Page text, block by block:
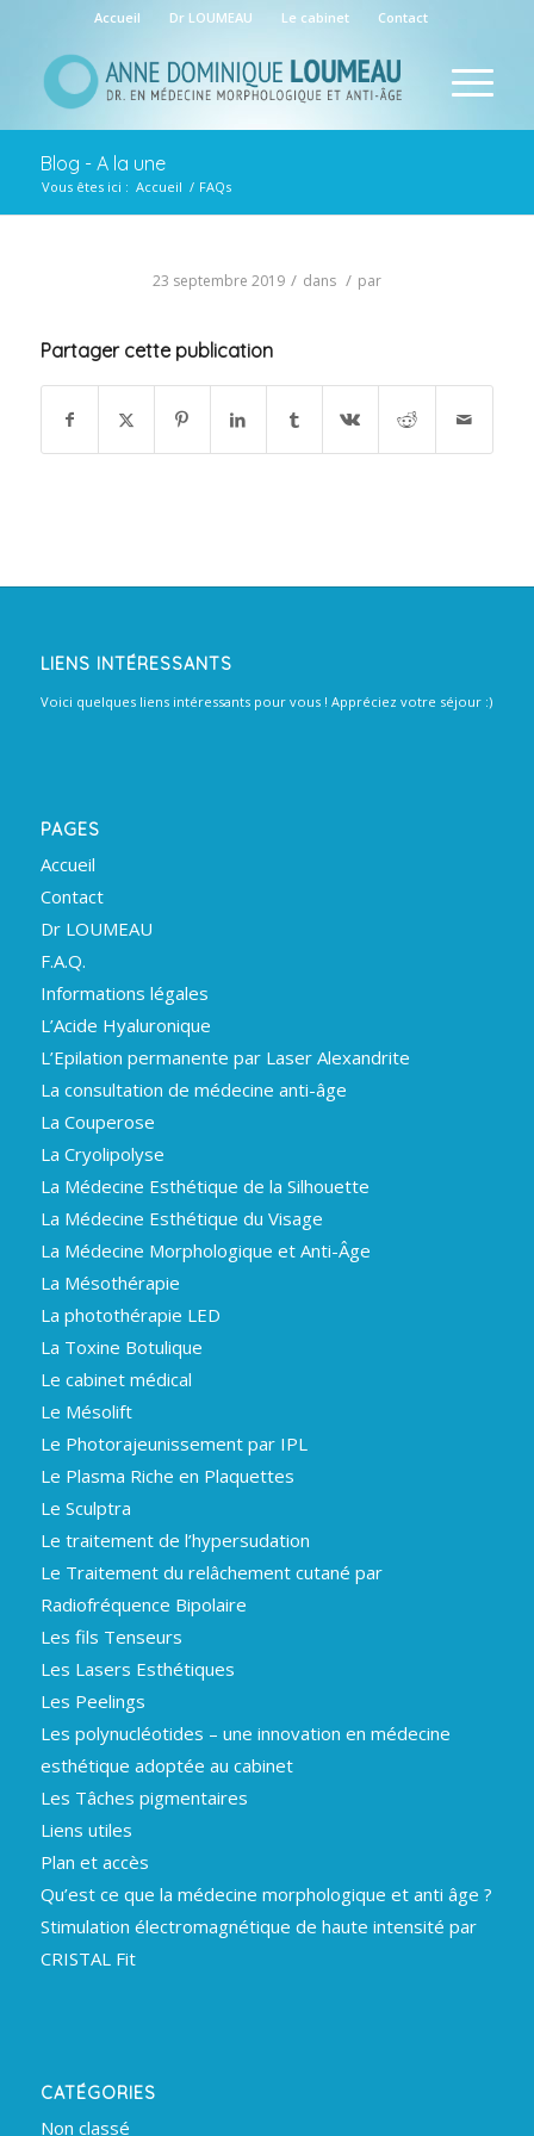
Accueil Dr LOUMEAU Le cabinet Contact
Blog - A la une
Vous êtes ici : Accueil / FAQs
23 septembre 2019 / dans / par
Partager cette publication
LIENS INTÉRESSANTS
Voici quelques liens intéressants pour vous ! Appréciez votre séjour :)
PAGES
Accueil
Contact
Dr LOUMEAU
F.A.Q.
Informations légales
L’Acide Hyaluronique
L’Epilation permanente par Laser Alexandrite
La consultation de médecine anti-âge
La Couperose
La Cryolipolyse
La Médecine Esthétique de la Silhouette
La Médecine Esthétique du Visage
La Médecine Morphologique et Anti-Âge
La Mésothérapie
La photothérapie LED
La Toxine Botulique
Le cabinet médical
Le Mésolift
Le Photorajeunissement par IPL
Le Plasma Riche en Plaquettes
Le Sculptra
Le traitement de l’hypersudation
Le Traitement du relâchement cutané par
Radiofréquence Bipolaire
Les fils Tenseurs
Les Lasers Esthétiques
Les Peelings
Les polynucléotides – une innovation en médecine
esthétique adoptée au cabinet
Les Tâches pigmentaires
Liens utiles
Plan et accès
Qu’est ce que la médecine morphologique et anti âge ?
Stimulation électromagnétique de haute intensité par
CRISTAL Fit
CATÉGORIES
Non classé